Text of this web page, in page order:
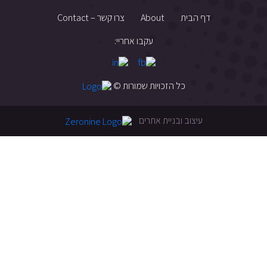
דף הבית About
צרו קשר – Contact
עקבו אחריי:
כל הזכויות שמורות ©
עיצוב ובניית אתרים